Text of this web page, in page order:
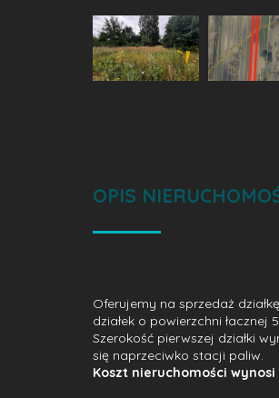
OPIS
Oferujemy na sprzedaż
działek o powierzchni
Szerokość pierwszej działki
się naprzeciwko stacji paliw.
Koszt nieruchomości wynosi